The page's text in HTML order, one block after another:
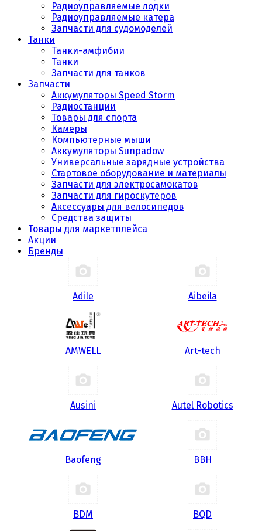
Радиоуправляемые лодки
Радиоуправляемые катера
Запчасти для судомоделей
Танки
Танки-амфибии
Танки
Запчасти для танков
Запчасти
Аккумуляторы Speed Storm
Радиостанции
Товары для спорта
Камеры
Компьютерные мыши
Аккумуляторы Sunpadow
Универсальные зарядные устройства
Стартовое оборудование и материалы
Запчасти для электросамокатов
Запчасти для гироскутеров
Аксессуары для велосипедов
Средства защиты
Товары для маркетплейса
Акции
Бренды
Adile Aibeila
AMWELL Art-tech
Ausini Autel Robotics
Baofeng BBH
BDM BQD